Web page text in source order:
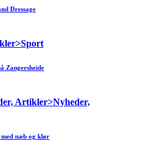
Dressage
Zangersheide
Artikler>Nyheder,
næb og klør